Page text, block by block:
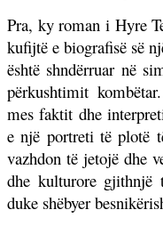
Pra, ky roman i Hyre
kufijtë e biografisë së
është shndërruar në
përkushtimit
mes faktit dhe
e një portreti të plotë
vazhdon të jetojë dhe
dhe kulturore gjithnjë
duke shëbyer